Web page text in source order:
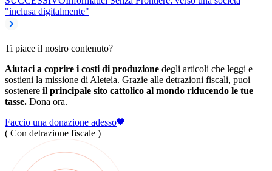
"inclusa digitalmente"
Ti piace il nostro contenuto?
Aiutaci a coprire i costi di produzione degli articoli che leggi e
sostieni la missione di Aleteia. Grazie alle detrazioni fiscali, puoi
sostenere il principale sito cattolico al mondo riducendo le tue
tasse. Dona ora.
Faccio una donazione adesso
( Con detrazione fiscale )